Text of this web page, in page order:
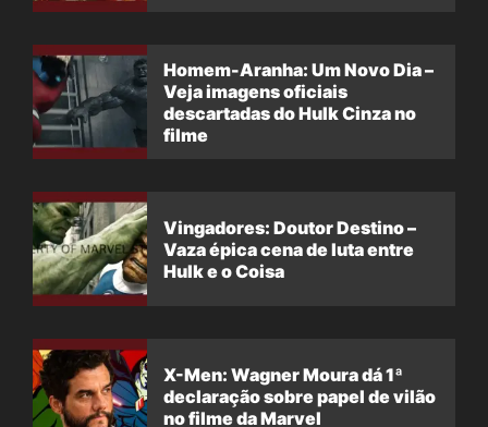
Homem-Aranha: Um Novo Dia –
Veja imagens oficiais
descartadas do Hulk Cinza no
filme
Vingadores: Doutor Destino –
Vaza épica cena de luta entre
Hulk e o Coisa
X-Men: Wagner Moura dá 1ª
declaração sobre papel de vilão
no filme da Marvel